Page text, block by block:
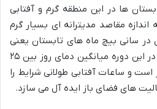
ها در این منطقه گرم و آفتابی
اندازه مقاصد مدیترانه ای بسیار گرم
سانی بیچ ماه های تابستان یعنی
ژوئن جولای و آگوست است. در این دوره میانگین دمای روز بین ۲۵
است و ساعات آفتابی طولانی شرایط را
های فضای باز ایده آل می سازد.